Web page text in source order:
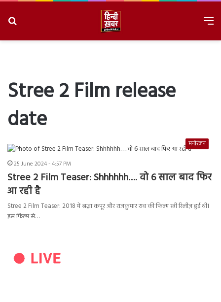
Stree 2 Film release
date
मनोरंजन
25 June 2024 - 4:57 PM
Stree 2 Film Teaser: Shhhhhh…. वो 6 साल बाद फिर
आ रही है
Stree 2 Film Teaser: 2018 में श्रद्धा कपूर और राजकुमार राव की फिल्म स्त्री रिलीज़ हुई थी।
इस फिल्म से…